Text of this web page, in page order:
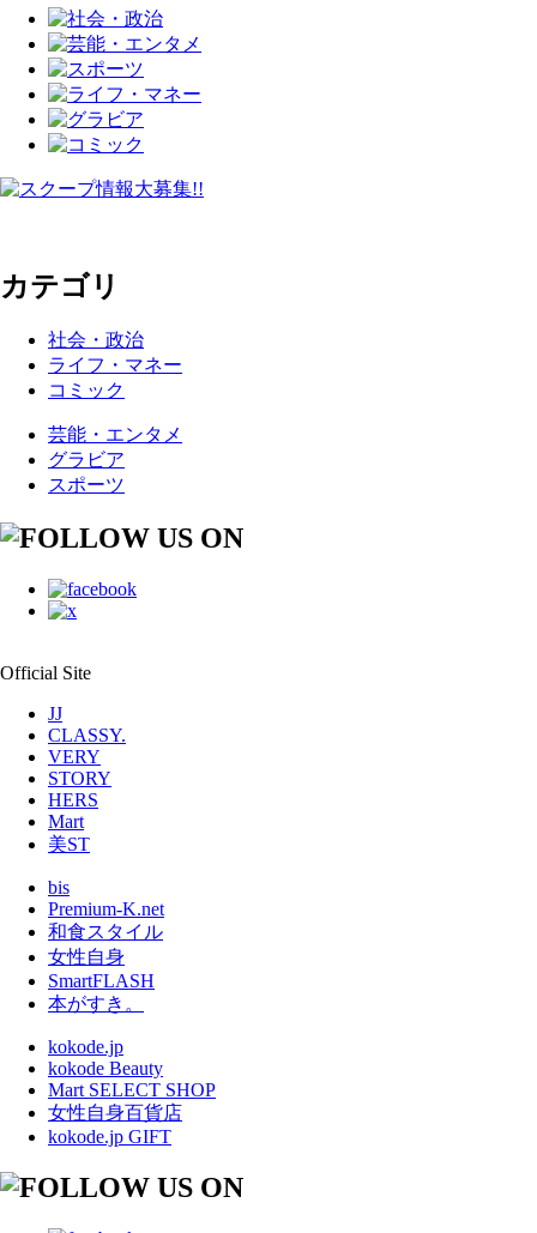
カテゴリ
社会・政治
ライフ・マネー
コミック
芸能・エンタメ
グラビア
スポーツ
Official Site
JJ
CLASSY.
VERY
STORY
HERS
Mart
美ST
bis
Premium-K.net
和食スタイル
女性自身
SmartFLASH
本がすき。
kokode.jp
kokode Beauty
Mart SELECT SHOP
女性自身百貨店
kokode.jp GIFT